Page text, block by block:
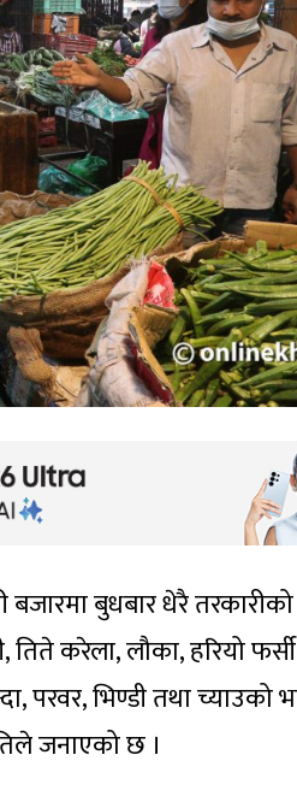
बुधबार धेरै
तिते करेला, लौका, हरियो
परवर, भिण्डी तथा च्याउको
जनाएको छ ।